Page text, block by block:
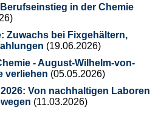
in der Chemie
Zuwachs bei Fixgehältern,
(19.06.2026)
- August-Wilhelm-von-
verliehen (05.05.2026)
Von nachhaltigen Laboren
(11.03.2026)